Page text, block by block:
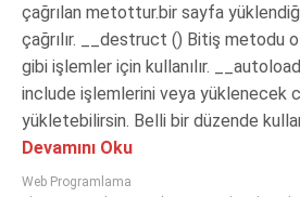
çağrılan metottur.bir sayfa
çağrılır. __destruct () Bitiş metodu
gibi işlemler için kullanılır.
include işlemlerini veya yüklenecek
yükletebilirsin. Belli bir düzende
Devamını Oku
Web Programlama